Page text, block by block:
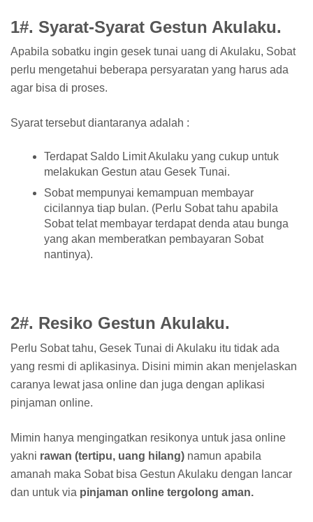
1#. Syarat-Syarat Gestun Akulaku.
Apabila sobatku ingin gesek tunai uang di Akulaku, Sobat
perlu mengetahui beberapa persyaratan yang harus ada
agar bisa di proses.
Syarat tersebut diantaranya adalah :
Terdapat Saldo Limit Akulaku yang cukup untuk
melakukan Gestun atau Gesek Tunai.
Sobat mempunyai kemampuan membayar
cicilannya tiap bulan. (Perlu Sobat tahu apabila
Sobat telat membayar terdapat denda atau bunga
yang akan memberatkan pembayaran Sobat
nantinya).
2#. Resiko Gestun Akulaku.
Perlu Sobat tahu, Gesek Tunai di Akulaku itu tidak ada
yang resmi di aplikasinya. Disini mimin akan menjelaskan
caranya lewat jasa online dan juga dengan aplikasi
pinjaman online.
Mimin hanya mengingatkan resikonya untuk jasa online
yakni rawan (tertipu, uang hilang) namun apabila
amanah maka Sobat bisa Gestun Akulaku dengan lancar
dan untuk via pinjaman online tergolong aman.